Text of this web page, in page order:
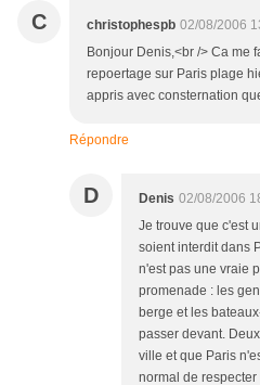
C christophespb 02/08/2006
Bonjour Denis,<br /> Ca me
repoertage sur Paris plage
appris avec consternation
Répondre
D Denis 02/08/2006
Je trouve que c'est
soient interdit dans
n'est pas une vraie
promenade : les
berge et les
passer devant.
ville et que Paris
normal de